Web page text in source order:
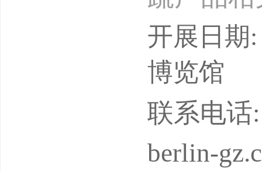
创新的
业务，
产品贸
开展日期
博览馆
联系电话
berlin-